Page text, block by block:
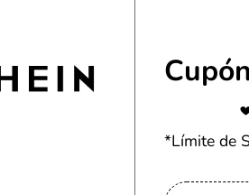
-20%
Obtén un
*Límite de